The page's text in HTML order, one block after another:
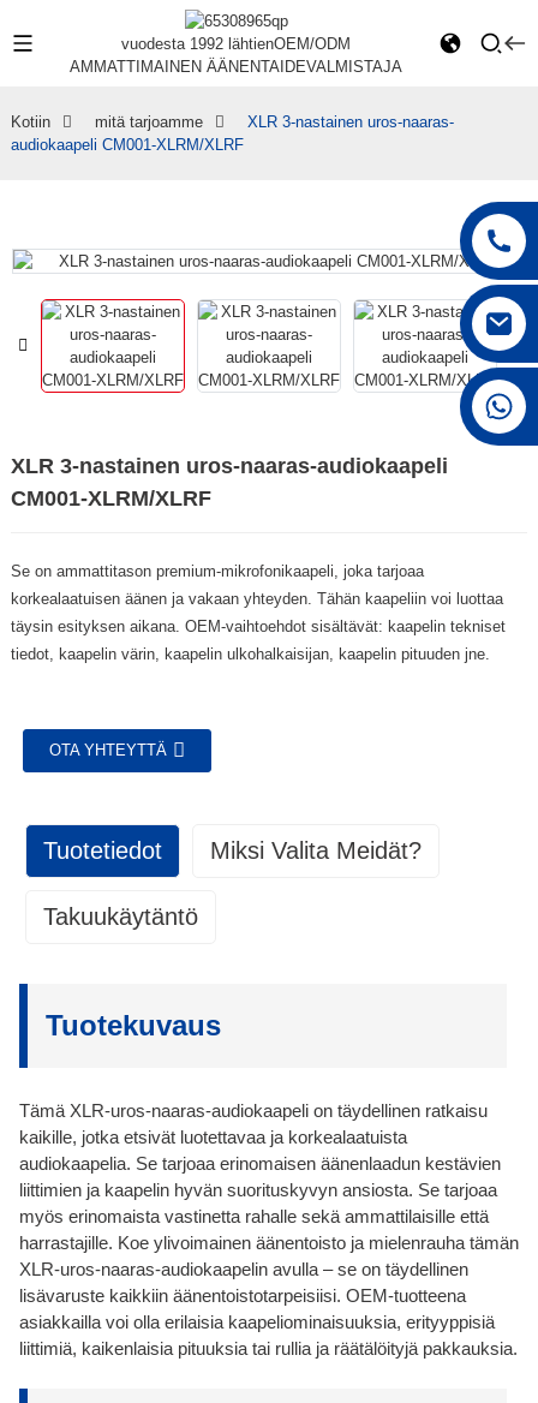
vuodesta 1992 lähtienOEM/ODM
AMMATTIMAINEN ÄÄNENTAIDEVALMISTAJA
+86 15168592711
Kotiin mitä tarjoamme
XLR 3-nastainen uros-naaras-
audiokaapeli CM001-XLRM/XLRF
XLR 3-nastainen uros-naaras-audiokaapeli
CM001-XLRM/XLRF
Se on ammattitason premium-mikrofonikaapeli, joka tarjoaa
korkealaatuisen äänen ja vakaan yhteyden. Tähän kaapeliin voi luottaa
täysin esityksen aikana. OEM-vaihtoehdot sisältävät: kaapelin tekniset
tiedot, kaapelin värin, kaapelin ulkohalkaisijan, kaapelin pituuden jne.
OTA YHTEYTTÄ
Tuotetiedot Miksi Valita Meidät?
Takuukäytäntö
Tuotekuvaus
Tämä XLR-uros-naaras-audiokaapeli on täydellinen ratkaisu
kaikille, jotka etsivät luotettavaa ja korkealaatuista
audiokaapelia. Se tarjoaa erinomaisen äänenlaadun kestävien
liittimien ja kaapelin hyvän suorituskyvyn ansiosta. Se tarjoaa
myös erinomaista vastinetta rahalle sekä ammattilaisille että
harrastajille. Koe ylivoimainen äänentoisto ja mielenrauha tämän
XLR-uros-naaras-audiokaapelin avulla – se on täydellinen
lisävaruste kaikkiin äänentoistotarpeisiisi. OEM-tuotteena
asiakkailla voi olla erilaisia kaapeliominaisuuksia, erityyppisiä
liittimiä, kaikenlaisia pituuksia tai rullia ja räätälöityjä pakkauksia.
Myynnin jälkeiset palvelut
Toimitus ajallaan
standardit ja spesifikaatiot.
pakkaamista.
Myynnin jälkeiset palvelut
• Yksilöllinen myyntiedustaja, joka auttaa mahdollisten
ongelmien tai huolenaiheiden ratkaisemisessa.
• Takaamme, että tuotteidemme laatu täyttää sovitut
standardit.
Toimitus ajallaan
• Pyrimme toimittamaan tilaukset ajallaan ja
Alkuperäislaitevalmistajana (OEM) takaamme tuotteillemme materiaali-
Tämä takuu on voimassa vain alkuperäiselle ostajalle, eikä sitä voi
täyttävät asiakkaidemme kanssa asettamamme standardit.
1.2 Yhden vuoden vaihto: Tarjoamme viallisten tuotteiden korvaavia
tuotteita yhden vuoden kuluessa niiden vastaanottamisesta.
1.3 Huolto ja tuki: Et ole yksin oston jälkeen. Tarjoamme huoltoa ja
teknistä tukea jatkuvasti myynnin jälkeen.
2. Takuuvaatimusten käsittelyprosessi:
Noudata alla olevia ohjeita takuuvaatimusten tekemiseen.